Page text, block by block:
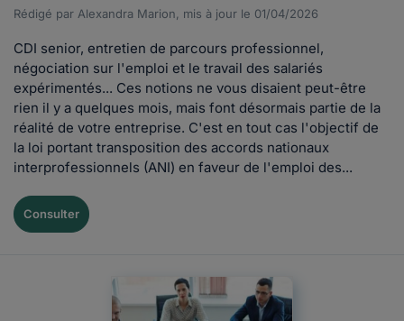
Rédigé par Alexandra Marion, mis à jour le 01/04/2026
CDI senior, entretien de parcours professionnel,
négociation sur l'emploi et le travail des salariés
expérimentés... Ces notions ne vous disaient peut-être
rien il y a quelques mois, mais font désormais partie de la
réalité de votre entreprise. C'est en tout cas l'objectif de
la loi portant transposition des accords nationaux
interprofessionnels (ANI) en faveur de l'emploi des...
Consulter